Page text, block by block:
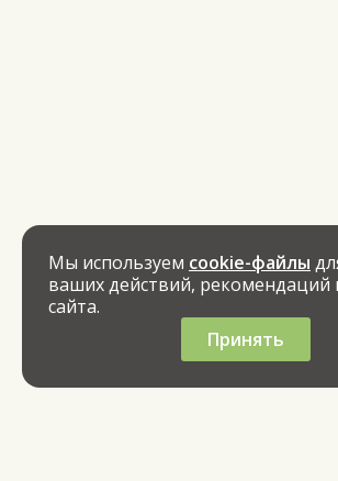
Мы используем cookie-файлы
ваших действий, рекомендаций
сайта.
Принять